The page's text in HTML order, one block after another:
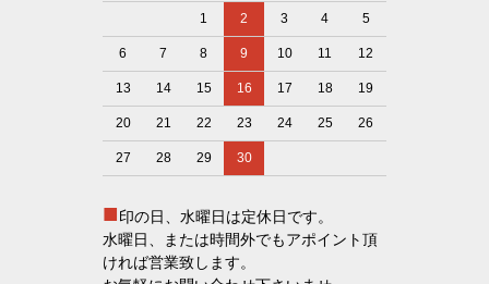
1 2 3 4 5
6 7 8 9 10 11 12
13 14 15 16 17 18 19
20 21 22 23 24 25 26
27 28 29 30
■印の日、水曜日は定休日です。
水曜日、または時間外でもアポイント頂
ければ営業致します。